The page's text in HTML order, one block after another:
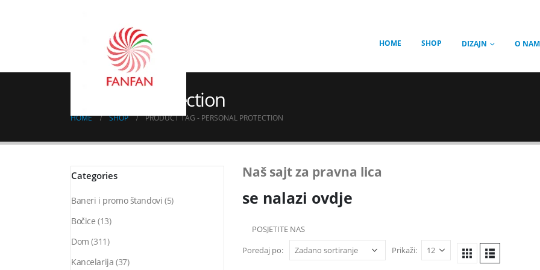
HOME SHOP DIZAJN O
Personal protection
HOME SHOP PRODUCT TAG - PERSONAL PROTECTION
Naš sajt za pravna lica
se nalazi ovdje
POSJETITE NAS
Poredaj po:
Prikaži:
Categories
Baneri i promo štandovi (5)
Bočice (13)
Dom (311)
Kancelarija (37)